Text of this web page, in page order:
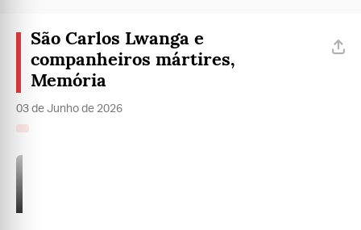
São Carlos Lwanga e
companheiros mártires,
Memória
03 de Junho de 2026